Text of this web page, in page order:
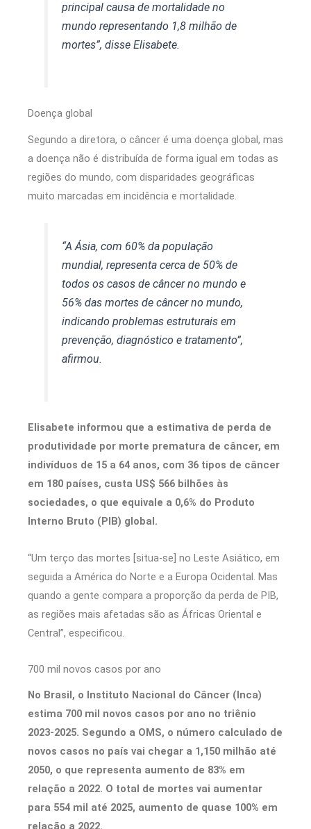
principal causa de mortalidade no
mundo representando 1,8 milhão de
mortes”, disse Elisabete.
Doença global
Segundo a diretora, o câncer é uma doença global, mas
a doença não é distribuída de forma igual em todas as
regiões do mundo, com disparidades geográficas
muito marcadas em incidência e mortalidade.
“A Ásia, com 60% da população
mundial, representa cerca de 50% de
todos os casos de câncer no mundo e
56% das mortes de câncer no mundo,
indicando problemas estruturais em
prevenção, diagnóstico e tratamento”,
afirmou.
Elisabete informou que a estimativa de perda de
produtividade por morte prematura de câncer, em
indivíduos de 15 a 64 anos, com 36 tipos de câncer
em 180 países, custa US$ 566 bilhões às
sociedades, o que equivale a 0,6% do Produto
Interno Bruto (PIB) global.
“Um terço das mortes [situa-se] no Leste Asiático, em
seguida a América do Norte e a Europa Ocidental. Mas
quando a gente compara a proporção da perda de PIB,
as regiões mais afetadas são as Áfricas Oriental e
Central”, especificou.
700 mil novos casos por ano
No Brasil, o Instituto Nacional do Câncer (Inca)
estima 700 mil novos casos por ano no triênio
2023-2025. Segundo a OMS, o número calculado de
novos casos no país vai chegar a 1,150 milhão até
2050, o que representa aumento de 83% em
relação a 2022. O total de mortes vai aumentar
para 554 mil até 2025, aumento de quase 100% em